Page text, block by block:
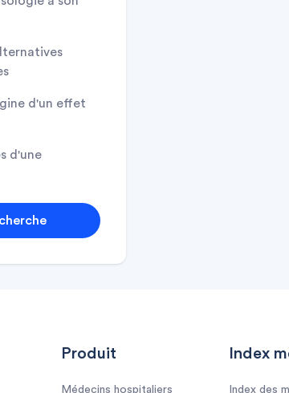
d'un effet
d'une
Produit
Médecins hospitaliers
Index
Index des